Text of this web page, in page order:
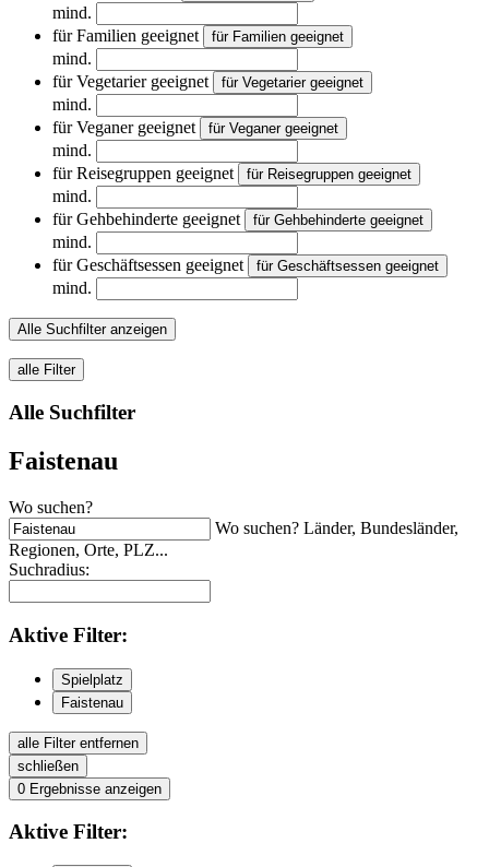
mind.
für Familien geeignet
für Familien geeignet
mind.
für Vegetarier geeignet
für Vegetarier geeignet
mind.
für Veganer geeignet
für Veganer geeignet
mind.
für Reisegruppen geeignet
für Reisegruppen geeignet
mind.
für Gehbehinderte geeignet
für Gehbehinderte geeignet
mind.
für Geschäftsessen geeignet
für Geschäftsessen geeignet
mind.
Alle Suchfilter anzeigen
alle Filter
Alle Suchfilter
Faistenau
Wo suchen?
Wo suchen? Länder, Bundesländer,
Regionen, Orte, PLZ...
Suchradius:
Aktive Filter:
Spielplatz
Faistenau
alle Filter entfernen
schließen
0 Ergebnisse anzeigen
Aktive Filter: